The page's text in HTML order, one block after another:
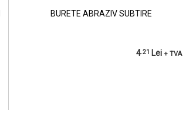
BURETE ABRAZIV SUBTIRE
4.21 Lei+ TVA